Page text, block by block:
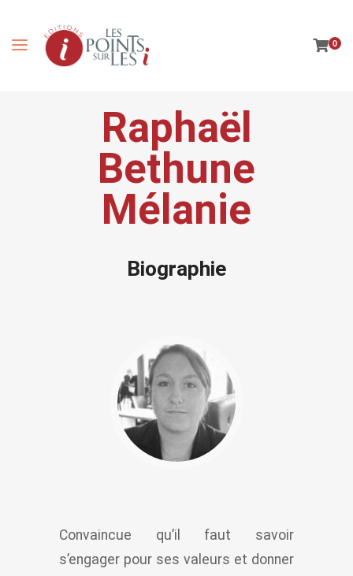
0
Raphaël
Bethune
Mélanie
Biographie
Convaincue qu’il faut savoir
s’engager pour ses valeurs et donner